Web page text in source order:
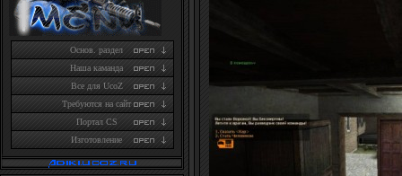
Основ. раздел
Наша каманда
Все для UcoZ
Требуются на сайт
Портал CS
Изготовление